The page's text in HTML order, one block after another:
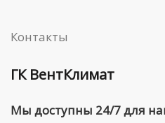
Контакты
ГК ВентКлимат
Мы доступны 24/7 для